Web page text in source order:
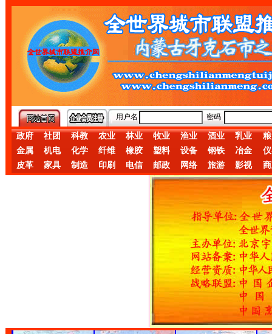
用户名 密码
政府 社团 科教 农业 林业 牧业 渔业 酒业 乳业
金属
机电 化学 纤维 橡胶 塑料 设备 钢铁 冶金
皮革
家具 制造 印刷 电信 邮政 网络 旅游 影视